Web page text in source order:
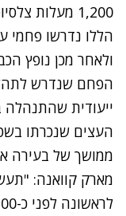
1,200 מעלות
ולאחר מכן נופץ
הפחם שנדרש
ייעודית שהתנהלה
העצים שנכרתו
ממושך של בעירה
מארק קוואנה: